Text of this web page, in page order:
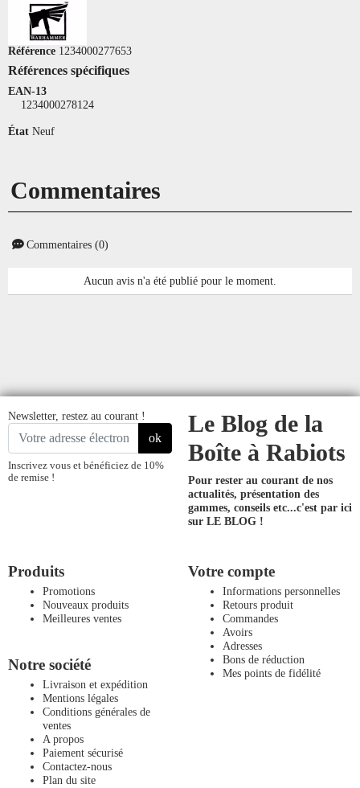
Référence 1234000277653
Références spécifiques
EAN-13
1234000278124
État Neuf
Commentaires
Commentaires (0)
Aucun avis n'a été publié pour le moment.
Newsletter, restez au courant !
ok
Inscrivez vous et bénéficiez de 10%
de remise !
Le Blog de la
Boîte à Rabiots
Pour rester au courant de nos
actualités, présentation des
gammes, conseils etc...c'est par ici
sur LE BLOG !
Produits
Promotions
Nouveaux produits
Meilleures ventes
Notre société
Livraison et expédition
Mentions légales
Conditions générales de
ventes
A propos
Paiement sécurisé
Contactez-nous
Plan du site
Votre compte
Informations personnelles
Retours produit
Commandes
Avoirs
Adresses
Bons de réduction
Mes points de fidélité